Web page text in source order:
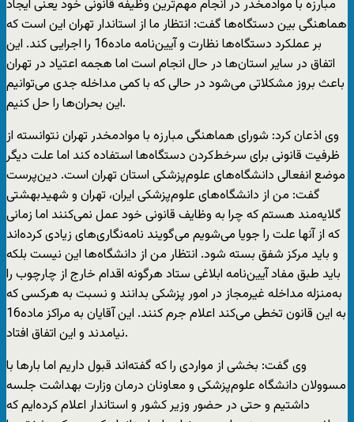
مبارزه با موادمخدر در انجام مهم‌ترین وظیفه قانونی خود یعنی ایجاد
هماهنگی بین دستگاه‌ها گفت: انتظار ما از استاندار تهران این است که
بر عملکرد دستگاه‌ها نظارت و آیین‌نامه ماده16 را اجرایی کند. این
اتفاق در سایر استان‌ها در حال انجام است اما هجمه اعتیاد در تهران
باعث بروز مشکلاتی می‌شود در حالی که با کمی مداخله جدی می‌توانیم
این بحران‌ها را حل کنیم.
وی اذعان کرد: شورای هماهنگی مبارزه با موادمخدر تهران نتوانسته از
ظرفیت قانونی برای سرخط‌کردن دستگاه‌ها استفاده کند اما علت دیگر
موضع انفعالی دانشگاه‌های علوم‌پزشکی استان تهران است. دین‌پرست
گفت: من از دانشگاه‌های علوم‌پزشکی ایران، تهران و شهیدبهشتی
گلایه‌مند هستم که چرا به وظایف قانونی خود عمل نمی‌کنند اما زمانی
که از آنها علت را جویا می‌شویم می‌گویند نامه‌نگاری‌های زیادی کرده‌اند
و باید مرکز شفق بسته شود. انتظار من از دانشگاه‌ها این نیست بلکه
باید طبق مفاد آیین‌نامه ابلاغی ستاد هرگونه اقدام خارج از چارچوب را
به‌منزله مداخله غیرمجاز در امور پزشکی بدانند و نسبت به هرکسی که
به این قانون تخطی می‌کند اعلام جرم کنند. این آقایان به مراکز ماده16
نیامدند و این اتفاق افتاد.
وی گفت: بخشی از مواردی را که گفته‌اند قبول داریم اما بارها با
مسوولان دانشگاه علوم‌پزشکی و معاونان درمان وزارت بهداشت جلسه
داشتیم و حتی در حضور وزیر کشور و استاندار اعلام کرده‌ایم که